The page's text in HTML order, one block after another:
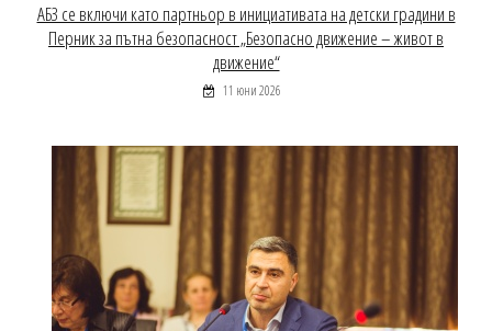
АБЗ се включи като партньор в инициативата на детски градини в
Перник за пътна безопасност „Безопасно движение – живот в
движение“
11 юни 2026